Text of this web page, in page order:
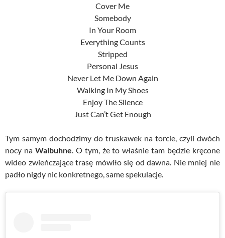
Cover Me
Somebody
In Your Room
Everything Counts
Stripped
Personal Jesus
Never Let Me Down Again
Walking In My Shoes
Enjoy The Silence
Just Can’t Get Enough
Tym samym dochodzimy do truskawek na torcie, czyli dwóch
nocy na Walbuhne . O tym, że to właśnie tam będzie kręcone
wideo zwieńczające trasę mówiło się od dawna. Nie mniej nie
padło nigdy nic konkretnego, same spekulacje.